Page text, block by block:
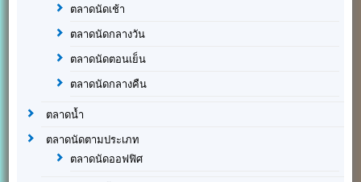
ตลาดนัดเช้า
ตลาดนัดกลางวัน
ตลาดนัดตอนเย็น
ตลาดนัดกลางคืน
ตลาดน้ำ
ตลาดนัดตามประเภท
ตลาดนัดออฟฟิศ